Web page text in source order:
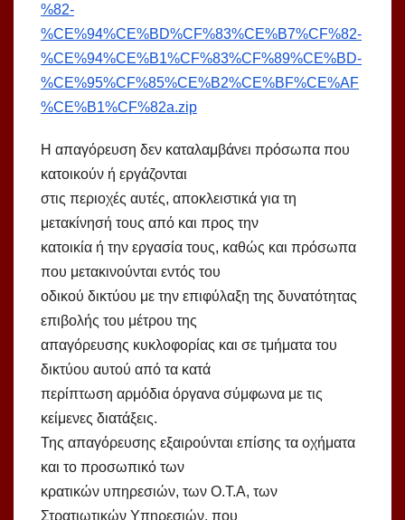
%82-
%CE%94%CE%BD%CF%83%CE%B7%CF%82-
%CE%94%CE%B1%CF%83%CF%89%CE%BD-
%CE%95%CF%85%CE%B2%CE%BF%CE%AF
%CE%B1%CF%82a.zip
Η απαγόρευση δεν καταλαμβάνει πρόσωπα που
κατοικούν ή εργάζονται
στις περιοχές αυτές, αποκλειστικά για τη
μετακίνησή τους από και προς την
κατοικία ή την εργασία τους, καθώς και πρόσωπα
που μετακινούνται εντός του
οδικού δικτύου με την επιφύλαξη της δυνατότητας
επιβολής του μέτρου της
απαγόρευσης κυκλοφορίας και σε τμήματα του
δικτύου αυτού από τα κατά
περίπτωση αρμόδια όργανα σύμφωνα με τις
κείμενες διατάξεις.
Της απαγόρευσης εξαιρούνται επίσης τα οχήματα
και το προσωπικό των
κρατικών υπηρεσιών, των Ο.Τ.Α, των
Στρατιωτικών Υπηρεσιών, που